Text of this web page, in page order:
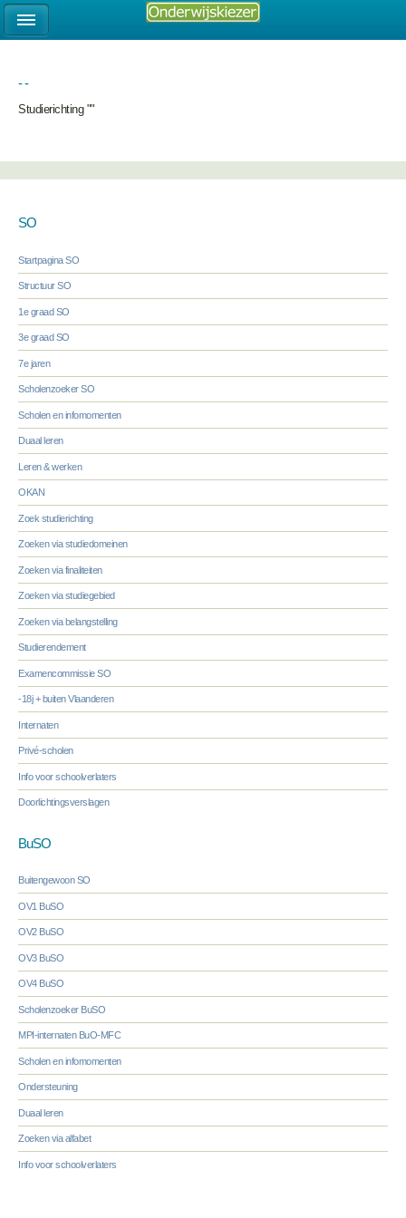
- -
Studierichting ""
SO
Startpagina SO
Structuur SO
1e graad SO
3e graad SO
7e jaren
Scholenzoeker SO
Scholen en infomomenten
Duaal leren
Leren & werken
OKAN
Zoek studierichting
Zoeken via studiedomeinen
Zoeken via finaliteiten
Zoeken via studiegebied
Zoeken via belangstelling
Studierendement
Examencommissie SO
-18j + buiten Vlaanderen
Internaten
Privé-scholen
Info voor schoolverlaters
Doorlichtingsverslagen
BuSO
Buitengewoon SO
OV1 BuSO
OV2 BuSO
OV3 BuSO
OV4 BuSO
Scholenzoeker BuSO
MPI-internaten BuO-MFC
Scholen en infomomenten
Ondersteuning
Duaal leren
Zoeken via alfabet
Info voor schoolverlaters